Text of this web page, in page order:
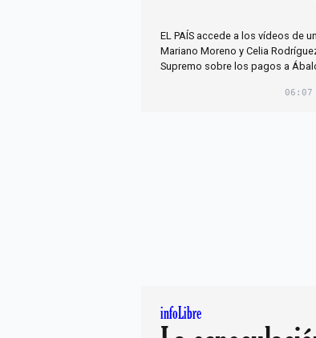
EL PAÍS accede a los vídeos de
Mariano Moreno y Celia
Supremo sobre los pagos a
06:07
infoLibre